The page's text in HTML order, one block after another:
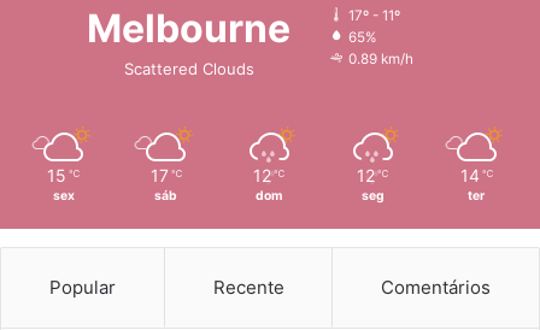
Melbourne
Scattered Clouds
17º - 11º
65%
0.89 km/h
15 ℃
sex
17 ℃
sáb
12 ℃
dom
12 ℃
seg
14 ℃
ter
Popular Recente Comentários